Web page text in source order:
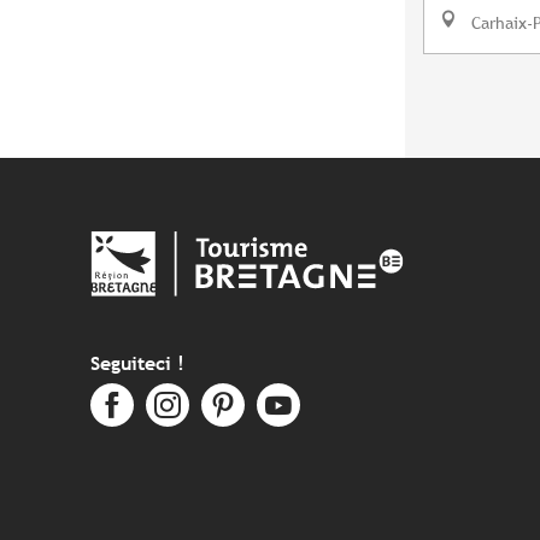
Carhaix-
Seguiteci !